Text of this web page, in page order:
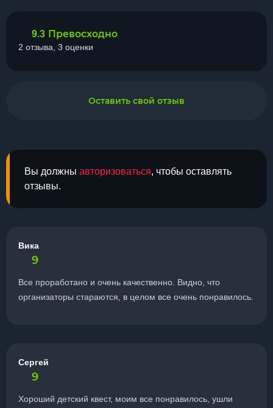
Вы должны авторизоваться, чтобы оставлять
отзывы.
Вика
9
Все проработано и очень качественно. Видно, что
организаторы стараются, в целом все очень понравилось.
Сергей
9
Хороший детский квест, моим все понравилось, ушли
9.3 Превосходно
2 отзыва, 3 оценки
Оставить свой отзыв